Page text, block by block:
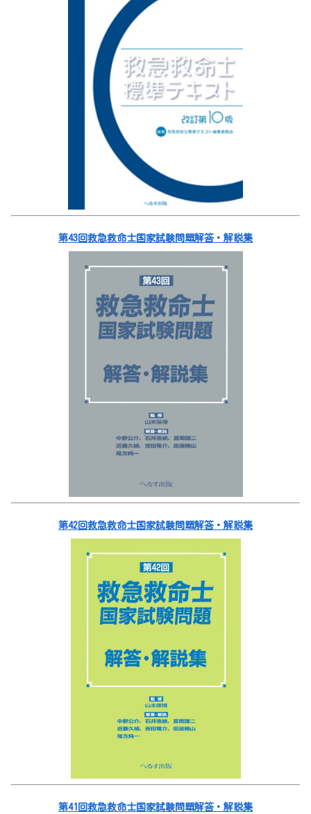
第43回救急救命士国家試験問題解答・解説集
第42回救急救命士国家試験問題解答・解説集
第41回救急救命士国家試験問題解答・解説集